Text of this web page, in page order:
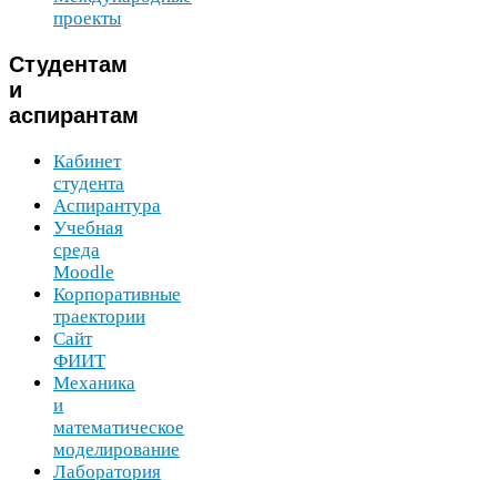
проекты
Студентам
и
аспирантам
Кабинет
студента
Аспирантура
Учебная
среда
Moodle
Корпоративные
траектории
Сайт
ФИИТ
Механика
и
математическое
моделирование
Лаборатория